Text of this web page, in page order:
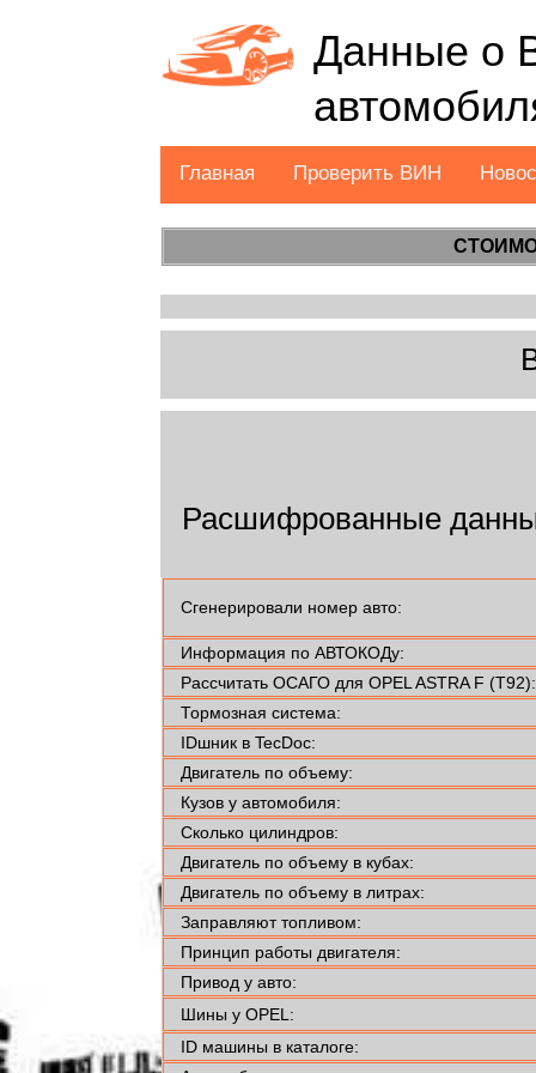
Данные о
Главная Проверить ВИН
Расшифрованные
Сгенерировали номер авто:
Информация по АВТОКОДу:
Рассчитать ОСАГО для OPEL ASTRA F (T92):
Тормозная система:
IDшник в TecDoc:
Двигатель по объему:
Кузов у автомобиля:
Сколько цилиндров:
Двигатель по объему в кубах:
Двигатель по объему в литрах:
Заправляют топливом:
Принцип работы двигателя:
Привод у авто:
Шины у OPEL:
ID машины в каталоге: